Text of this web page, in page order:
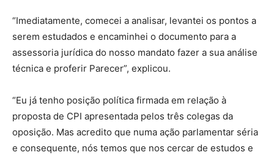
“Imediatamente, comecei a analisar, levantei os pontos a
serem estudados e encaminhei o documento para a
assessoria jurídica do nosso mandato fazer a sua análise
técnica e proferir Parecer”, explicou.
“Eu já tenho posição política firmada em relação à
proposta de CPI apresentada pelos três colegas da
oposição. Mas acredito que numa ação parlamentar séria
e consequente, nós temos que nos cercar de estudos e